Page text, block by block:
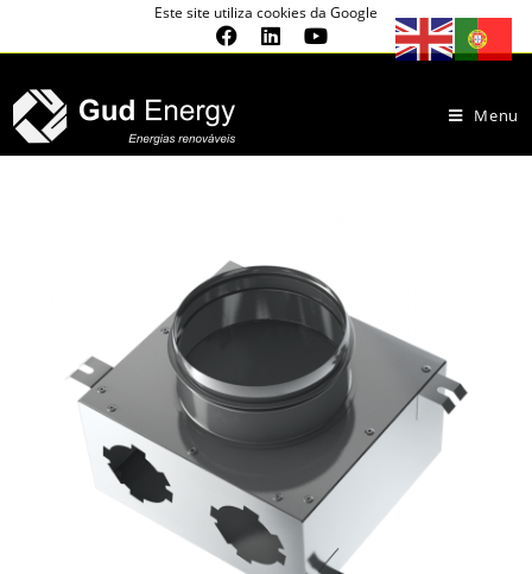
Este site utiliza cookies da Google
Menu